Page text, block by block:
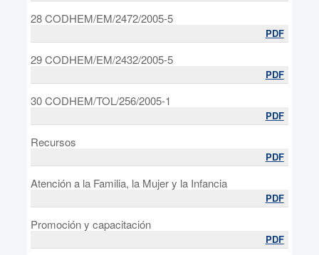
28 CODHEM/EM/2472/2005-5
PDF
29 CODHEM/EM/2432/2005-5
PDF
30 CODHEM/TOL/256/2005-1
PDF
Recursos
PDF
Atención a la Familia, la Mujer y la Infancia
PDF
Promoción y capacitación
PDF